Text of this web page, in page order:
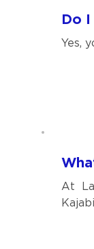
Do
Yes,
At